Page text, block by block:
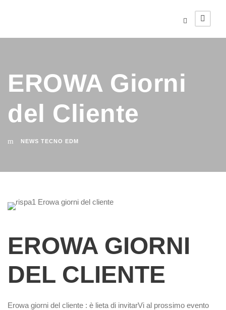
EROWA Giorni
del Cliente
NEWS TECNO EDM
EROWA GIORNI
DEL CLIENTE
Erowa giorni del cliente : è lieta di invitarVi al prossimo evento